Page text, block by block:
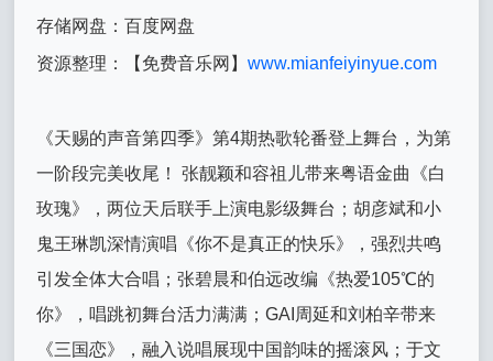
存储网盘：百度网盘
资源整理：【免费音乐网】www.mianfeiyinyue.com
《天赐的声音第四季》第4期热歌轮番登上舞台，为第
一阶段完美收尾！ 张靓颖和容祖儿带来粤语金曲《白
玫瑰》，两位天后联手上演电影级舞台；胡彦斌和小
鬼王琳凯深情演唱《你不是真正的快乐》，强烈共鸣
引发全体大合唱；张碧晨和伯远改编《热爱105℃的
你》，唱跳初舞台活力满满；GAI周延和刘柏辛带来
《三国恋》，融入说唱展现中国韵味的摇滚风；于文